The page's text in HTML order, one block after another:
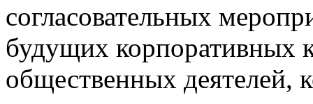
согласовательных
будущих корпоративных
общественных деятелей,